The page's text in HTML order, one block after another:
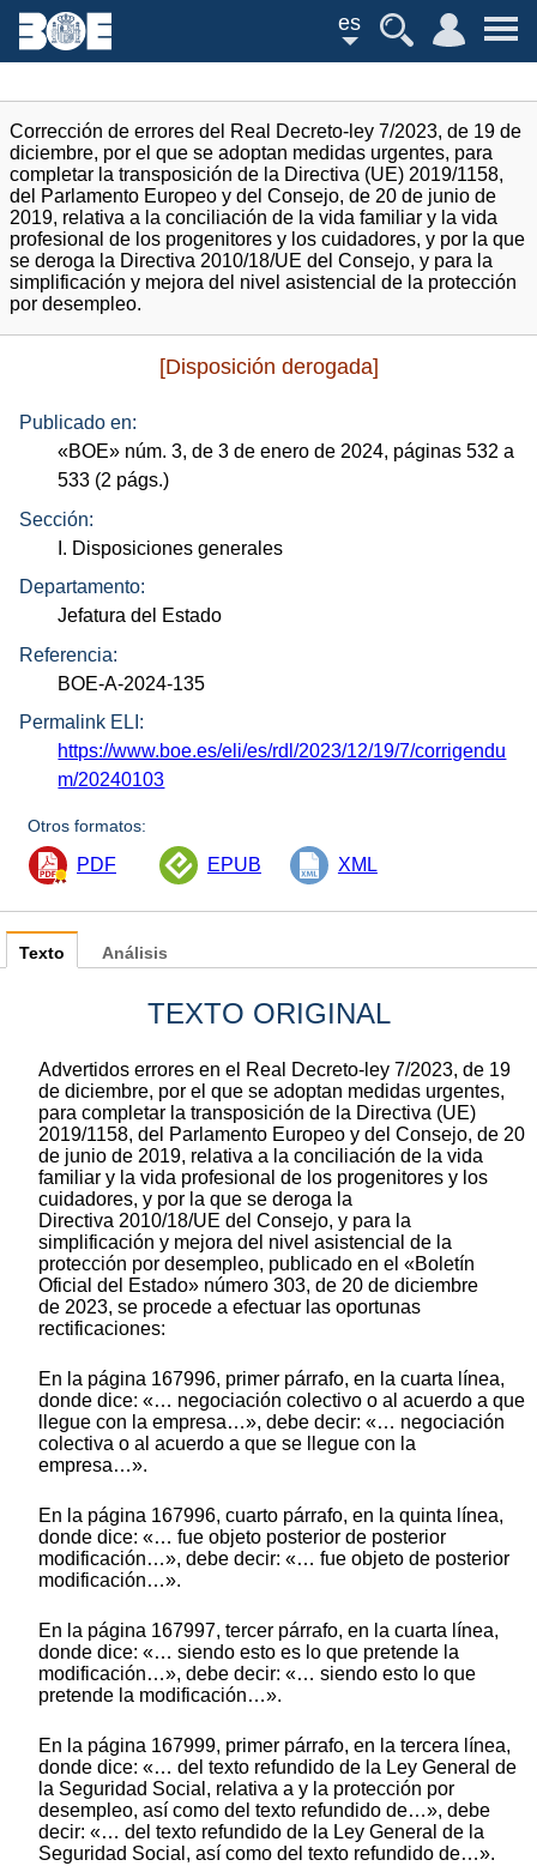
es
Corrección de errores del Real Decreto-ley 7/2023, de 19 de
diciembre, por el que se adoptan medidas urgentes, para
completar la transposición de la Directiva (UE) 2019/1158,
del Parlamento Europeo y del Consejo, de 20 de junio de
2019, relativa a la conciliación de la vida familiar y la vida
profesional de los progenitores y los cuidadores, y por la que
se deroga la Directiva 2010/18/UE del Consejo, y para la
simplificación y mejora del nivel asistencial de la protección
por desempleo.
[Disposición derogada]
Publicado en:
«BOE» núm. 3, de 3 de enero de 2024, páginas 532 a
533 (2 págs.)
Sección:
I. Disposiciones generales
Departamento:
Jefatura del Estado
Referencia:
BOE-A-2024-135
Permalink ELI:
https://www.boe.es/eli/es/rdl/2023/12/19/7/corrigendu
m/20240103
Otros formatos:
PDF EPUB XML
Texto
TEXTO ORIGINAL
Advertidos errores en el Real Decreto-ley 7/2023, de 19
de diciembre, por el que se adoptan medidas urgentes,
para completar la transposición de la Directiva (UE)
2019/1158, del Parlamento Europeo y del Consejo, de 20
de junio de 2019, relativa a la conciliación de la vida
familiar y la vida profesional de los progenitores y los
cuidadores, y por la que se deroga la
Directiva 2010/18/UE del Consejo, y para la
simplificación y mejora del nivel asistencial de la
protección por desempleo, publicado en el «Boletín
Oficial del Estado» número 303, de 20 de diciembre
de 2023, se procede a efectuar las oportunas
rectificaciones:
En la página 167996, primer párrafo, en la cuarta línea,
donde dice: «… negociación colectivo o al acuerdo a que
llegue con la empresa…», debe decir: «… negociación
colectiva o al acuerdo a que se llegue con la
empresa…».
En la página 167996, cuarto párrafo, en la quinta línea,
donde dice: «… fue objeto posterior de posterior
modificación…», debe decir: «… fue objeto de posterior
modificación…».
En la página 167997, tercer párrafo, en la cuarta línea,
donde dice: «… siendo esto es lo que pretende la
modificación…», debe decir: «… siendo esto lo que
pretende la modificación…».
En la página 167999, primer párrafo, en la tercera línea,
donde dice: «… del texto refundido de la Ley General de
la Seguridad Social, relativa a y la protección por
desempleo, así como del texto refundido de…», debe
decir: «… del texto refundido de la Ley General de la
Seguridad Social, así como del texto refundido de…».
Análisis